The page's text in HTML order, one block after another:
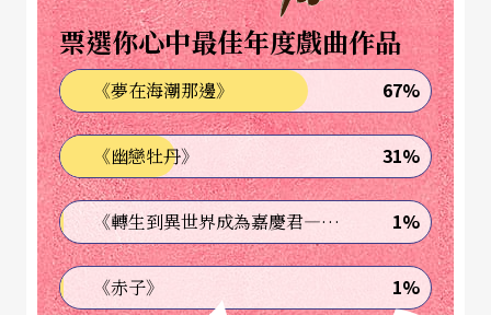
述：不論說或寫，藝術都難以言傳。當然，有些
人，他們就是專精於撰述藝術的文章、且成就斐
然；但是，我自認為自己不是專精此道者——我的
語言，就是音樂；我的天職，就是將音樂所要表達
的以音樂傳達出去，而非言說道之。我非常贊同海
涅（H. Heine）所說“Music begins there, where t
he words fail”（筆者按：海涅的原文為“Wo die S
prache aufhört, fängt die Musik an”
，筆者將此拙
票選你心中最佳年度戲曲作品
《夢在海潮那邊》 67%
《幽戀牡丹》 31%
《轉生到異世界成為嘉慶君—發現我的祖先是詐騙集團!?》 1%
《赤子》 1%